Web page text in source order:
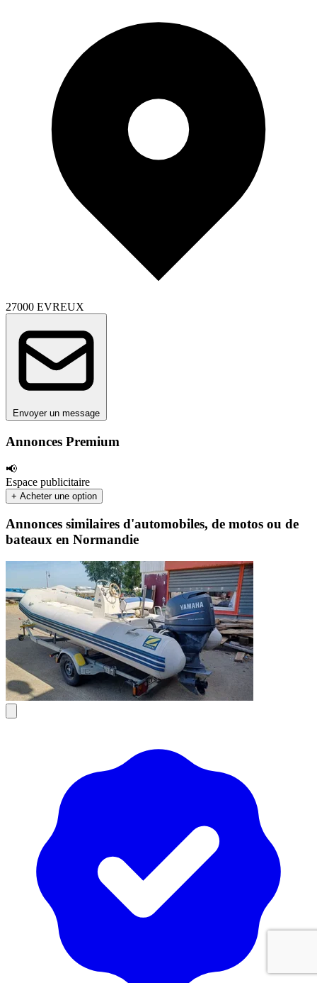
Annonces Premium
📢
Espace publicitaire
+ Acheter une option
27000 EVREUX
Envoyer un message
Annonces similaires d'automobiles, de motos ou de
bateaux en Normandie